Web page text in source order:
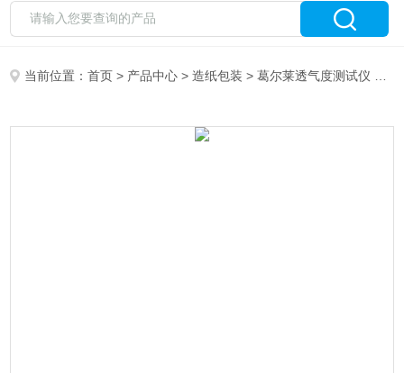
当前位置：首页 > 产品中心 >造纸包装 >葛尔莱透气度测试仪